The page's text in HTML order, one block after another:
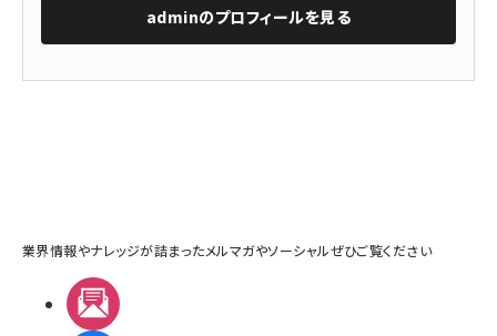
adminのプロフィールを見る
業界情報やナレッジが詰まったメルマガやソーシャルぜひご覧ください